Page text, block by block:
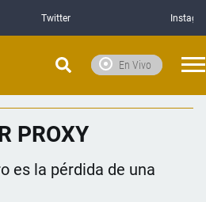
Twitter
En Vivo
PROXY
es la pérdida de una